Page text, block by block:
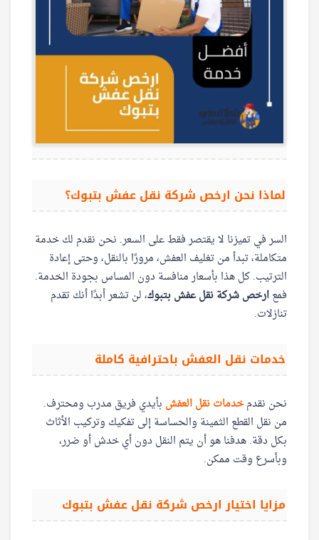
لماذا نحن ارخص شركة نقل عفش بتبوك؟
السر في تميزنا لا يقتصر فقط على السعر. نحن نقدم لك خدمة
متكاملة، تبدأ من تغليف العفش، مرورًا بالنقل، وحتى إعادة
الترتيب. كل هذا بأسعار منافسة دون المساس بجودة الخدمة.
فمعارخص شركة نقل عفش بتبوك، لن تشعر أبدًا أنك تقدم
تنازلات.
خدمات نقل العفش باحترافية كاملة
نحن نقدمخدمات نقل العفش بأيدي فريق مدرب ومحترف.
من نقل القطع الثمينة والحساسة إلى تفكيك وتركيب الأثاث
بكل دقة. هدفنا هو أن يتم النقل دون أي خدش أو ضرر،
وبأسرع وقت ممكن.
مزايا اختيار ارخص شركة نقل عفش بتبوك